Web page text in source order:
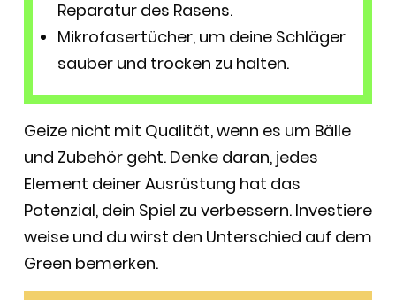
Reparatur des Rasens.
Mikrofasertücher, um deine Schläger
sauber und trocken zu halten.
Geize nicht mit Qualität, wenn es um Bälle
und Zubehör geht. Denke daran, jedes
Element deiner Ausrüstung hat das
Potenzial, dein Spiel zu verbessern. Investiere
weise und du wirst den Unterschied auf dem
Green bemerken.